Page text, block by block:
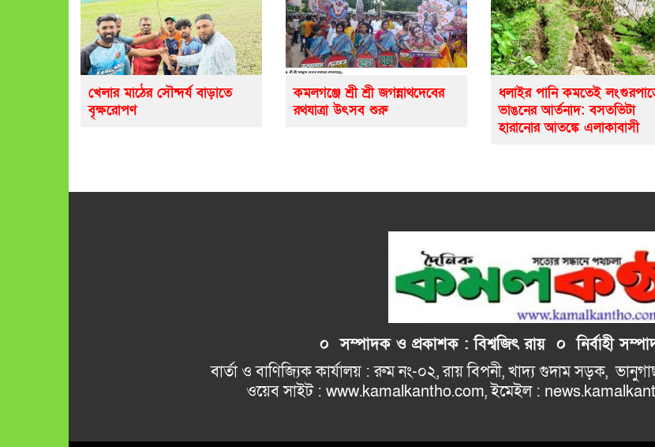
খেলার মাঠের সৌন্দর্য বাড়াতে
বৃক্ষরোপণ
কমলগঞ্জে শ্রী শ্রী জগন্নাথদেবের
রথযাত্রা উৎসব শুরু
ধলাইর পানি কমতেই
ভাঙনের আর্তনাদ: বসতভিটা
হারানোর আতঙ্কে এলাকাবাসী
০ সম্পাদক ও প্রকাশক : বিশ্বজিৎ রায় ০ নির্বাহী
বার্তা ও বাণিজ্যিক কার্যালয় : রুম নং-০২, রায় বিপনী, খাদ্য গুদাম
ওয়েব সাইট : www.kamalkantho.com, ইমেইল :